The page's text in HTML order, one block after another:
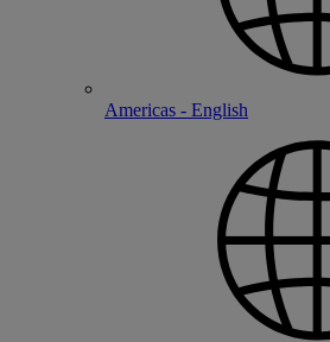
Americas - English